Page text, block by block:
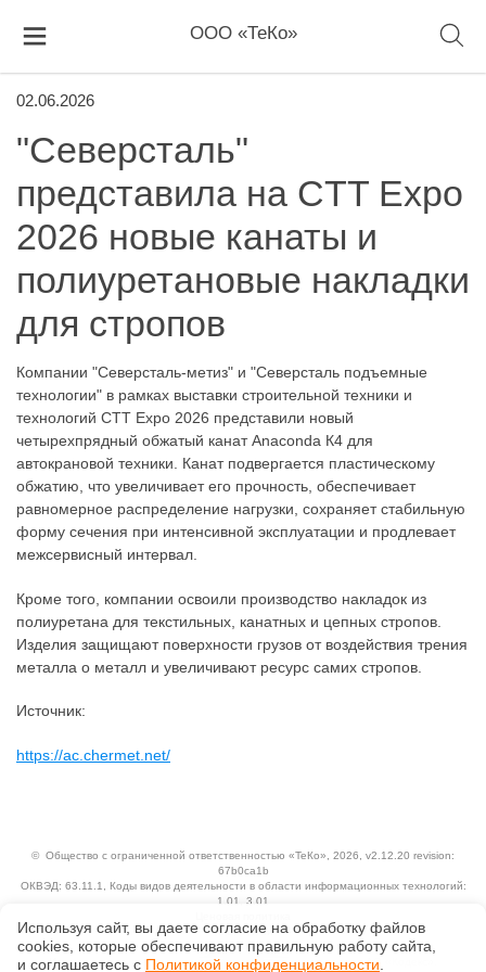
ООО «ТеКо»
02.06.2026
"Северсталь"
представила на CTT Expo
2026 новые канаты и
полиуретановые накладки
для стропов
Компании "Северсталь-метиз" и "Северсталь подъемные
технологии" в рамках выставки строительной техники и
технологий CTT Expo 2026 представили новый
четырехпрядный обжатый канат Anaconda К4 для
автокрановой техники. Канат подвергается пластическому
обжатию, что увеличивает его прочность, обеспечивает
равномерное распределение нагрузки, сохраняет стабильную
форму сечения при интенсивной эксплуатации и продлевает
межсервисный интервал.
Кроме того, компании освоили производство накладок из
полиуретана для текстильных, канатных и цепных стропов.
Изделия защищают поверхности грузов от воздействия трения
металла о металл и увеличивают ресурс самих стропов.
Источник:
https://ac.chermet.net/
© Общество с ограниченной ответственностью «ТеКо» , 2026, v2.12.20 revision:
67b0ca1b
ОКВЭД: 63.11.1, Коды видов деятельности в области информационных технологий:
1.01, 3.01
Технологии
Исключительные авторские и смежные права принадлежат АО «Кодекс».
Используя сайт, вы даете согласие на обработку файлов
сооkiеs, которые обеспечивают правильную работу сайта,
и соглашаетесь с Политикой конфиденциальности.